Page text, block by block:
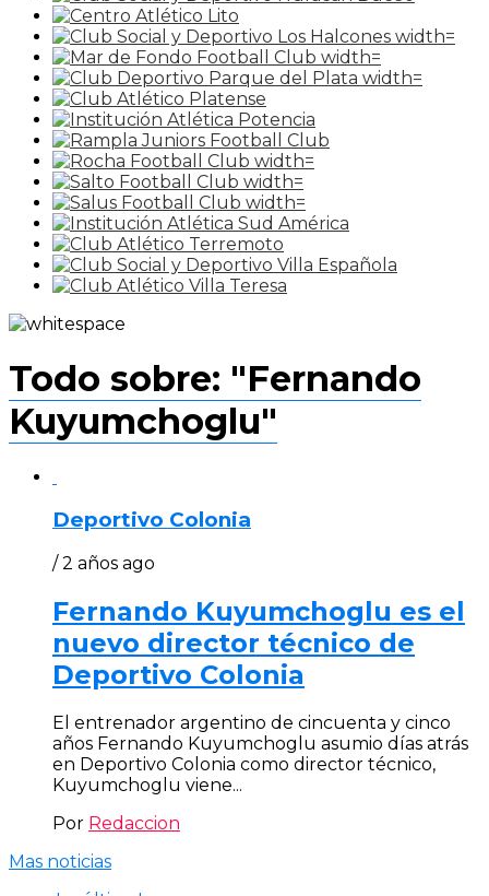
Todo sobre: "Fernando
Kuyumchoglu"
Deportivo Colonia
/ 2 años ago
Fernando Kuyumchoglu es el
nuevo director técnico de
Deportivo Colonia
El entrenador argentino de cincuenta y cinco
años Fernando Kuyumchoglu asumio días atrás
en Deportivo Colonia como director técnico,
Kuyumchoglu viene...
Por Redaccion
Mas noticias